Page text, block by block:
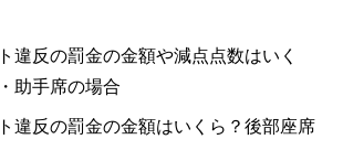
違反の罰金の金額や減点点数はいく
助手席の場合
違反の罰金の金額はいくら？後部座席